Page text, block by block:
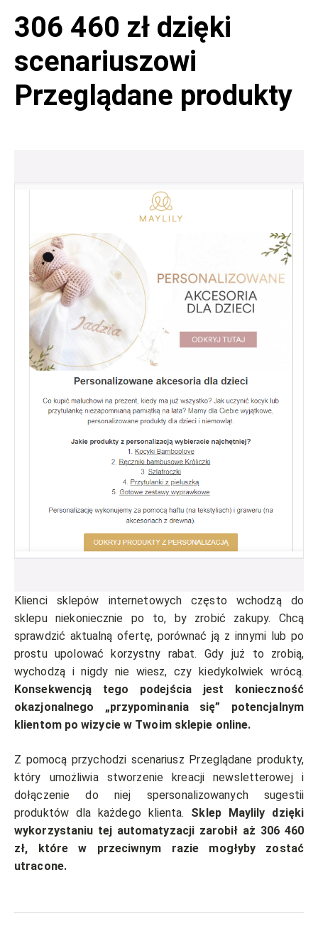
306 460 zł dzięki
scenariuszowi
Przeglądane produkty
Klienci sklepów internetowych często wchodzą do
sklepu niekoniecznie po to, by zrobić zakupy. Chcą
sprawdzić aktualną ofertę, porównać ją z innymi lub po
prostu upolować korzystny rabat. Gdy już to zrobią,
wychodzą i nigdy nie wiesz, czy kiedykolwiek wrócą.
Konsekwencją tego podejścia jest konieczność
okazjonalnego „przypominania się” potencjalnym
klientom po wizycie w Twoim sklepie online.
Z pomocą przychodzi scenariusz Przeglądane produkty,
który umożliwia stworzenie kreacji newsletterowej i
dołączenie do niej spersonalizowanych sugestii
produktów dla każdego klienta. Sklep Maylily dzięki
wykorzystaniu tej automatyzacji zarobił aż 306 460
zł, które w przeciwnym razie mogłyby zostać
utracone.